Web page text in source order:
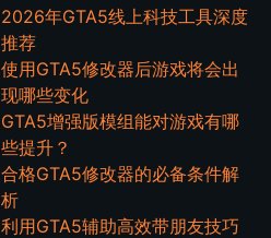
2026年GTA5线上科技工具深度
推荐
使用GTA5修改器后游戏将会出
现哪些变化
GTA5增强版模组能对游戏有哪
些提升？
合格GTA5修改器的必备条件解
析
利用GTA5辅助高效带朋友技巧